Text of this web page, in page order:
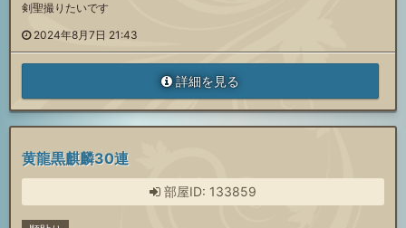
剣聖撮りたいです
2024年8月7日 21:43
詳細を見る
黄龍黒麒麟30連
部屋ID: 133859